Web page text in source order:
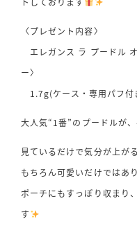
〈プレゼント内容〉
エレガンス ラ プードル
ー〉
1.7g(ケース・専用パフ付
大人気“1番”のプードルが
見ているだけで気分が上が
もちろん可愛いだけではあ
ポーチにもすっぽり収まり
す